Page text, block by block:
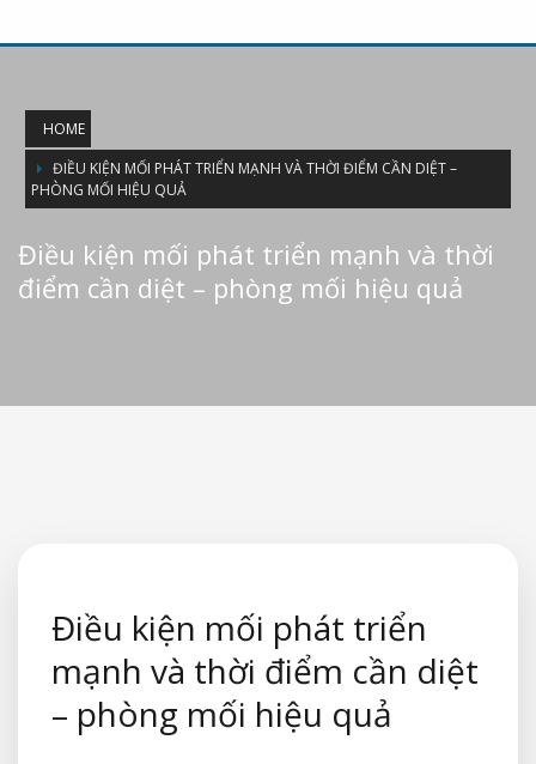
HOME
ĐIỀU KIỆN MỐI PHÁT TRIỂN MẠNH VÀ THỜI ĐIỂM CẦN DIỆT –
PHÒNG MỐI HIỆU QUẢ
Điều kiện mối phát triển mạnh và thời
điểm cần diệt – phòng mối hiệu quả
Điều kiện mối phát triển
mạnh và thời điểm cần diệt
– phòng mối hiệu quả